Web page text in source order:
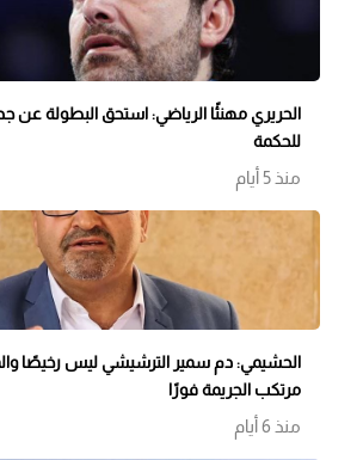
الحريري مهنئًا الرياضي: استحق البطولة عن
للحكمة
منذ 5 أيام
الحشيمي: دم سمير الترشيشي ليس رخيصًا
مرتكب الجريمة فورًا
منذ 6 أيام